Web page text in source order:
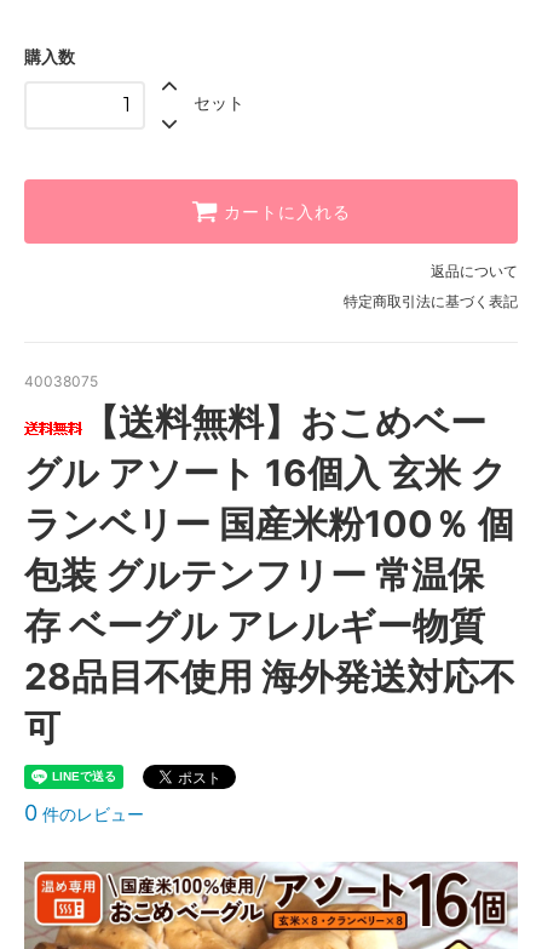
購入数
セット
カートに入れる
返品について
特定商取引法に基づく表記
40038075
【送料無料】おこめベー
グル アソート 16個入 玄米 ク
ランベリー 国産米粉100％ 個
包装 グルテンフリー 常温保
存 ベーグル アレルギー物質
28品目不使用 海外発送対応不
可
0 件のレビュー